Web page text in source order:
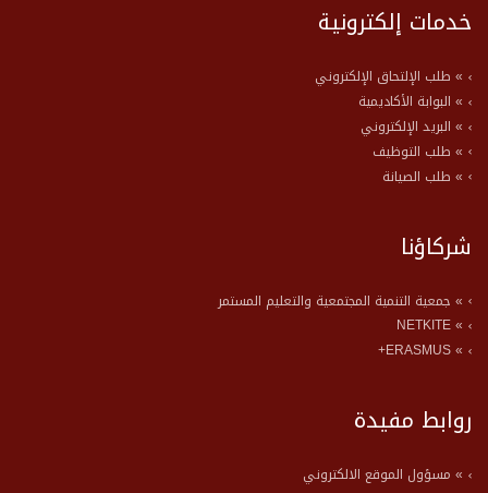
خدمات إلكترونية
» طلب الإلتحاق الإلكتروني
» البوابة الأكاديمية
» البريد الإلكتروني
» طلب التوظيف
» طلب الصيانة
شركاؤنا
» جمعية التنمية المجتمعية والتعليم المستمر
» NETKITE
» ERASMUS+
روابط مفيدة
» مسؤول الموقع الالكتروني